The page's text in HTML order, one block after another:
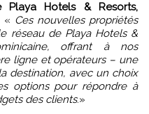
Playa Hotels & Resorts,
« Ces nouvelles propriétés
réseau de Playa Hotels &
offrant à nos
ligne et opérateurs – une
destination, avec un choix
options pour répondre à
des clients.»